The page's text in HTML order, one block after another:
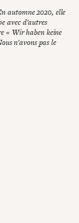
automne 2020, elle
avec d'autres
« Wir haben keine
n'avons pas le